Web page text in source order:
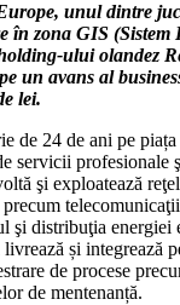
unul dintre
în zona GIS
ului olandez
un avans al
lei.
de 24 de ani pe
servicii profesionale
şi exploatează
şi distribuţia energiei
livrează și integrează
de procese
de mentenanță.